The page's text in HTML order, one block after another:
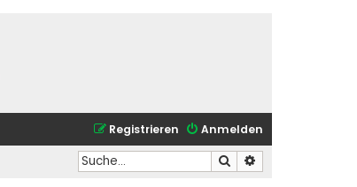
Anmelden
Registrieren
Suche